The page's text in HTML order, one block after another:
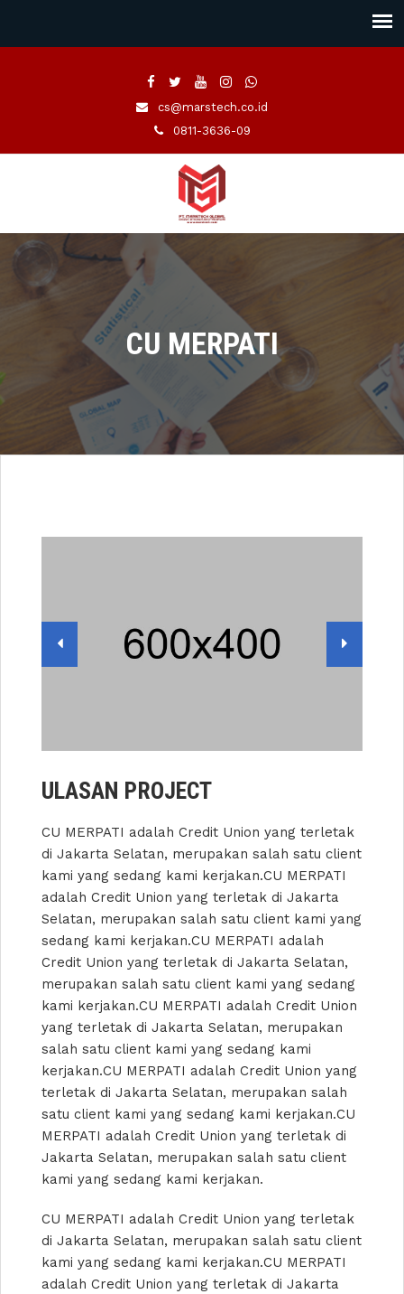
cs@marstech.co.id
0811-3636-09
CU MERPATI
ULASAN PROJECT
CU MERPATI adalah Credit Union yang terletak
di Jakarta Selatan, merupakan salah satu client
kami yang sedang kami kerjakan.CU MERPATI
adalah Credit Union yang terletak di Jakarta
Selatan, merupakan salah satu client kami yang
sedang kami kerjakan.CU MERPATI adalah
Credit Union yang terletak di Jakarta Selatan,
merupakan salah satu client kami yang sedang
kami kerjakan.CU MERPATI adalah Credit Union
yang terletak di Jakarta Selatan, merupakan
salah satu client kami yang sedang kami
kerjakan.CU MERPATI adalah Credit Union yang
terletak di Jakarta Selatan, merupakan salah
satu client kami yang sedang kami kerjakan.CU
MERPATI adalah Credit Union yang terletak di
Jakarta Selatan, merupakan salah satu client
kami yang sedang kami kerjakan.
CU MERPATI adalah Credit Union yang terletak
di Jakarta Selatan, merupakan salah satu client
kami yang sedang kami kerjakan.CU MERPATI
adalah Credit Union yang terletak di Jakarta